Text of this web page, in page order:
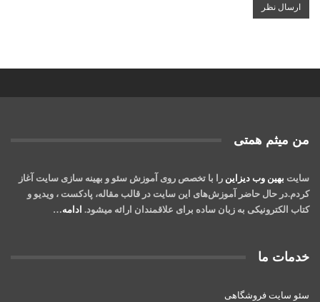
من میثم همتی
سایت بهین وب دیزاین را با تخصص روی آموزش سئو و بهینه سازی سایت آغاز
کردم.در حال حاضر آموزش‌‌های این سایت در قالب مقاله، پادکست ، ویدیو و
کتاب‌ الکترونیکی به زبان ساده برای علاقمندان ارائه میشود. ادامه…
خدمات ما
سئو سایت فروشگاهی